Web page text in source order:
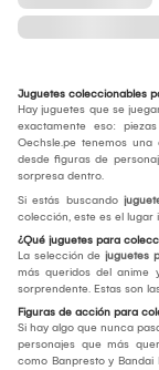
Juguetes coleccionables
Hay juguetes que se
exactamente eso:
Oechsle.pe tenemos una
desde figuras de
sorpresa dentro.
Si estás buscando
colección, este es el lugar
¿Qué juguetes para
La selección de juguetes
más queridos del anime
sorprendente. Estas son
Figuras de acción para
Si hay algo que nunca
personajes que más
como Banpresto y Bandai